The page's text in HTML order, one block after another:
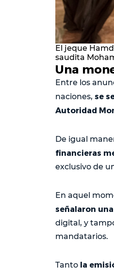
El jeque
saudita
Una
Entre los
naciones, se
Autoridad
De igual
financieras
exclusivo de
En aquel
señalaron
digital, y
mandatarios.
Tanto la